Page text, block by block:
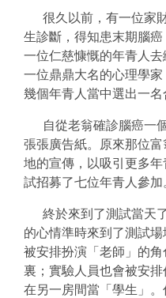
很久以前，有一位家
生診斷，得知患末期腦
一位仁慈慷慨的年青人
一位鼎鼎大名的心理學
幾個年青人當中選出一名
自從老翁確診腦癌一
張張廣告紙。原來那位
地的宣傳，以吸引更多
試招募了七位年青人參加
終於來到了測試當天
的心情準時來到了測試
被安排扮演「老師」的
裏；實驗人員也會被安
在另一房間當「學生」